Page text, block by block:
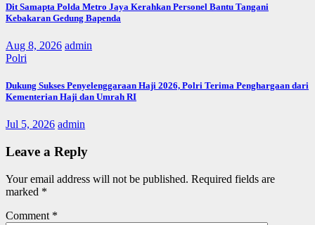
Dit Samapta Polda Metro Jaya Kerahkan Personel Bantu Tangani
Kebakaran Gedung Bapenda
Aug 8, 2026 admin
Polri
Dukung Sukses Penyelenggaraan Haji 2026, Polri Terima Penghargaan dari
Kementerian Haji dan Umrah RI
Jul 5, 2026 admin
Leave a Reply
Your email address will not be published. Required fields are
marked *
Comment *